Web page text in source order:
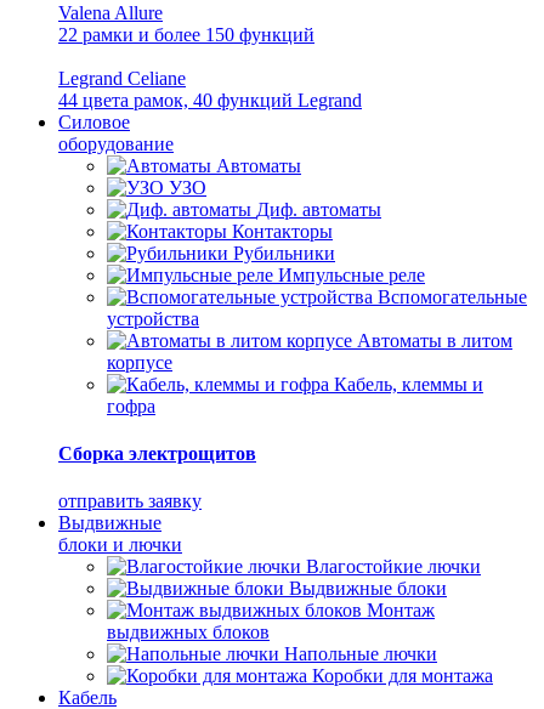
Valena Allure
22 рамки и более 150 функций
Legrand Celiane
44 цвета рамок, 40 функций Legrand
Силовое
оборудование
Автоматы
УЗО
Диф. автоматы
Контакторы
Рубильники
Импульсные реле
Вспомогательные
устройства
Автоматы в литом
корпусе
Кабель, клеммы и
гофра
Сборка электрощитов
отправить заявку
Выдвижные
блоки и лючки
Влагостойкие лючки
Выдвижные блоки
Монтаж
выдвижных блоков
Напольные лючки
Коробки для монтажа
Кабель